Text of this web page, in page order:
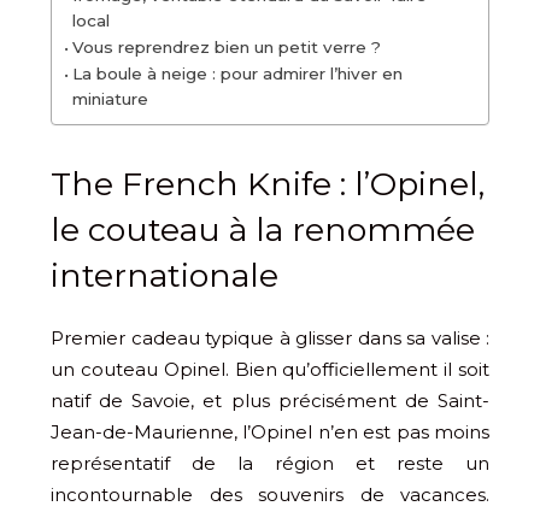
local
Vous reprendrez bien un petit verre ?
La boule à neige : pour admirer l’hiver en
miniature
The French Knife : l’Opinel,
le couteau à la renommée
internationale
Premier cadeau typique à glisser dans sa valise :
un couteau Opinel. Bien qu’officiellement il soit
natif de Savoie, et plus précisément de Saint-
Jean-de-Maurienne, l’Opinel n’en est pas moins
représentatif de la région et reste un
incontournable des souvenirs de vacances.